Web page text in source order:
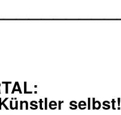
selbst!